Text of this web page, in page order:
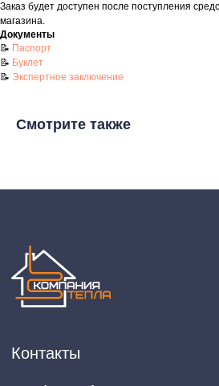
Заказ будет доступен после поступления
магазина.
Документы
📝 Паспорт
📝 Буклет
📝 Экспертное заключение
Смотрите также
Разработка сайта
соответствии со ст. 437 (2) ГК РФ. Для получения
информации о наличии и стоимости товаров/услуг
к нашим менеджерам по контактам, указанным на сайте
(телефон: +7-937-778-33-11, +7 (8552) 78-33-11, email:
komtep@yandex.ru)
ИНН 1650388470
ОГРН 1201600013867